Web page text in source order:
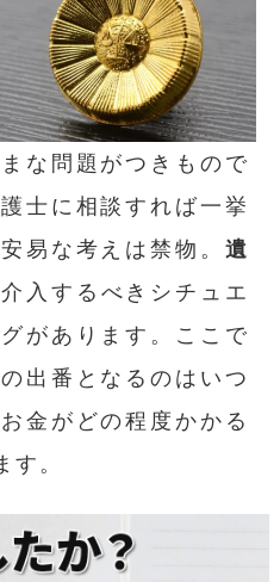
な問題がつきもので
士に相談すれば一挙
易な考えは禁物。 遺
入するべきシチュエ
があります。ここで
出番となるのはいつ
金がどの程度かかる
す。